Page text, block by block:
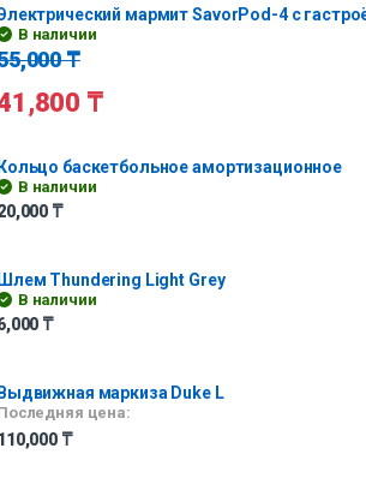
мармит SavorPod-4 с
В наличии
₸
₸
Кольцо баскетбольное амортизационное
В наличии
₸
Шлем Thundering Light Grey
В наличии
₸
Выдвижная маркиза Duke L
цена:
₸